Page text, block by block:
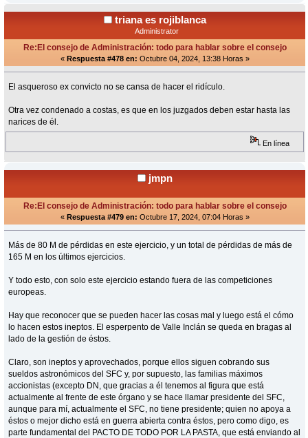
triana es rojiblanca
Administrator
Re:El consejo de Administración: todo para hablar sobre el consejo
« Respuesta #478 en: Octubre 04, 2024, 13:38 Horas »
El asqueroso ex convicto no se cansa de hacer el ridículo.
Otra vez condenado a costas, es que en los juzgados deben estar hasta las
narices de él.
En línea
jmpn
Re:El consejo de Administración: todo para hablar sobre el consejo
« Respuesta #479 en: Octubre 17, 2024, 07:04 Horas »
Más de 80 M de pérdidas en este ejercicio, y un total de pérdidas de más de
165 M en los últimos ejercicios.
Y todo esto, con solo este ejercicio estando fuera de las competiciones
europeas.
Hay que reconocer que se pueden hacer las cosas mal y luego está el cómo
lo hacen estos ineptos. El esperpento de Valle Inclán se queda en bragas al
lado de la gestión de éstos.
Claro, son ineptos y aprovechados, porque ellos siguen cobrando sus
sueldos astronómicos del SFC y, por supuesto, las familias máximos
accionistas (excepto DN, que gracias a él tenemos al figura que está
actualmente al frente de este órgano y se hace llamar presidente del SFC,
aunque para mí, actualmente el SFC, no tiene presidente; quien no apoya a
éstos o mejor dicho está en guerra abierta contra éstos, pero como digo, es
parte fundamental del PACTO DE TODO POR LA PASTA, que está enviando al